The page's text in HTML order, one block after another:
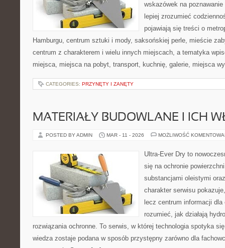
wskazówek na
lepiej zrozumieć
pojawiają się treści o
Hamburgu, centrum sztuki i mody, saksońskiej perle, mieście
centrum z charakterem i wielu innych miejscach, a tematyka
miejsca, miejsca na pobyt, transport, kuchnię, galerie, miejsca
CATEGORIES: PRZYNĘTY I ZANĘTY
MATERIAŁY BUDOWLANE I ICH
POSTED BY ADMIN MAR - 11 - 2026 MOŻLIWOŚĆ
Ultra-Ever Dry to
się na ochronie
substancjami oleistymi
charakter serwisu
lecz centrum informacji
rozumieć, jak działają
rozwiązania ochronne. To serwis, w której technologia spotyka
wiedza zostaje podana w sposób przystępny zarówno dla